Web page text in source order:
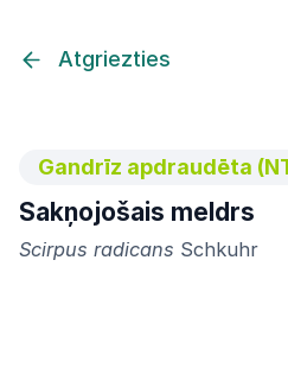
Atgriezties
Gandrīz apdraudēta
Sakņojošais meldrs
Scirpus radicans Schkuhr